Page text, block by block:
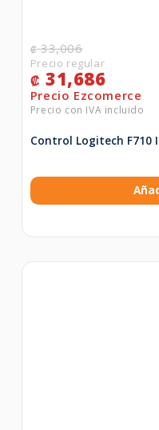
₡33,006
₡ 31,686
Control Logitech F710